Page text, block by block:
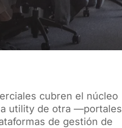
cubren el núcleo
utility de otra —portales
de gestión de